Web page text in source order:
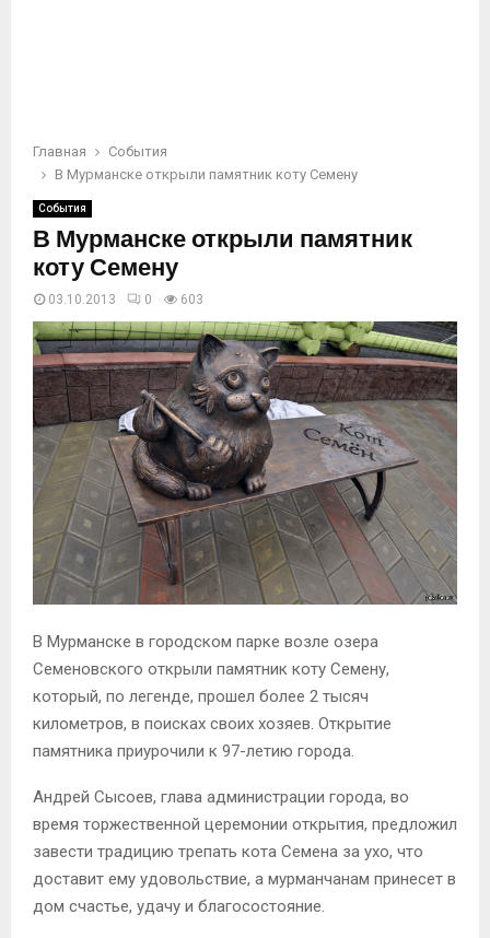
Главная
События
В Мурманске открыли памятник коту Семену
События
В Мурманске открыли памятник
коту Семену
03.10.2013 0 603
В Мурманске в городском парке возле озера
Семеновского открыли памятник коту Семену,
который, по легенде, прошел более 2 тысяч
километров, в поисках своих хозяев. Открытие
памятника приурочили к 97-летию города.
Андрей Сысоев, глава администрации города, во
время торжественной церемонии открытия, предложил
завести традицию трепать кота Семена за ухо, что
доставит ему удовольствие, а мурманчанам принесет в
дом счастье, удачу и благосостояние.